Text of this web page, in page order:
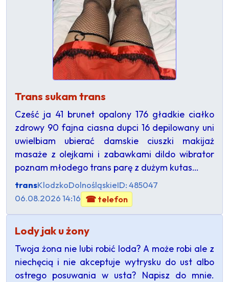
Trans sukam trans
Cześć ja 41 brunet opalony 176 gładkie ciałko
zdrowy 90 fajna ciasna dupci 16 depilowany uni
uwielbiam ubierać damskie ciuszki makijaż
masaże z olejkami i zabawkami dildo wibrator
poznam młodego trans parę z dużym kutas…
transKlodzkoDolnośląskieID: 485047
06.08.2026 14:16 ☎ telefon
Lody jak u żony
Twoja żona nie lubi robić loda? A może robi ale z
niechęcią i nie akceptuje wytrysku do ust albo
ostrego posuwania w usta? Napisz do mnie.